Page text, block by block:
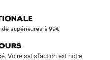
supérieures à 99€
Votre satisfaction est notre